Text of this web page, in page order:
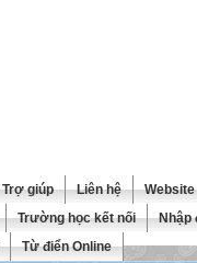
Trợ giúp Liên hệ
Trường học kết nối
Nhập
Từ điển Online